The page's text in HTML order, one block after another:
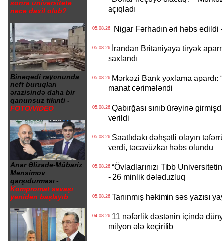
sonra universitetə
necə daxil olub?
Binəqədi rayonunda
neft buruqları
ərazisində daha bir
qanunsuz tikinti -
FOTO/VİDEO
Anar Əlizadə-Mübariz
Mənsimov
qarşıdurması -
Kompromat savaşı
yenidən başlayıb
açıqladı
05.08.26Nigar Fərhadın əri həbs edildi
05.08.26İrandan Britaniyaya tiryək
saxlandı
05.08.26Mərkəzi Bank yoxlama apardı:
manat cərimələndi
05.08.26Qabırğası sınıb ürəyinə
verildi
05.08.26Saatlıdakı dəhşətli olayın
verdi, təcavüzkar həbs olundu
05.08.26“Övladlarınızı Tibb
- 26 minlik dələduzluq
05.08.26Tanınmış həkimin səs yazısı
04.08.2611 nəfərlik dəstənin içində
milyon ələ keçirilib